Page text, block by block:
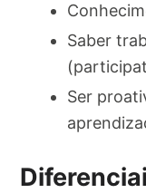
Saber
Ser